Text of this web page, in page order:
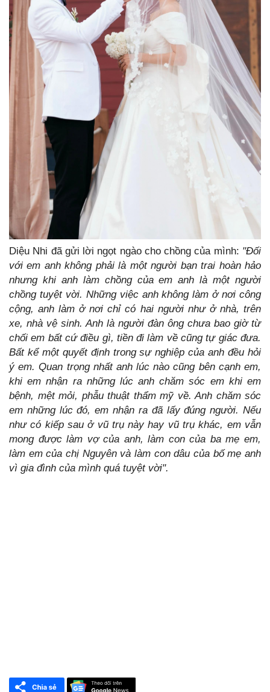
Diệu Nhi đã gửi lời ngọt ngào cho chồng của mình: "Đối
với em anh không phải là một người bạn trai hoàn hảo
nhưng khi anh làm chồng của em anh là một người
chồng tuyệt vời. Những việc anh không làm ở nơi công
cộng, anh làm ở nơi chỉ có hai người như ở nhà, trên
xe, nhà vệ sinh. Anh là người đàn ông chưa bao giờ từ
chối em bất cứ điều gì, tiền đi làm về cũng tự giác đưa.
Bất kể một quyết định trong sự nghiệp của anh đều hỏi
ý em. Quan trọng nhất anh lúc nào cũng bên cạnh em,
khi em nhận ra những lúc anh chăm sóc em khi em
bệnh, mệt mỏi, phẫu thuật thẩm mỹ về. Anh chăm sóc
em những lúc đó, em nhận ra đã lấy đúng người. Nếu
như có kiếp sau ở vũ trụ này hay vũ trụ khác, em vẫn
mong được làm vợ của anh, làm con của ba mẹ em,
làm em của chị Nguyên và làm con dâu của bố mẹ anh
vì gia đình của mình quá tuyệt vời".